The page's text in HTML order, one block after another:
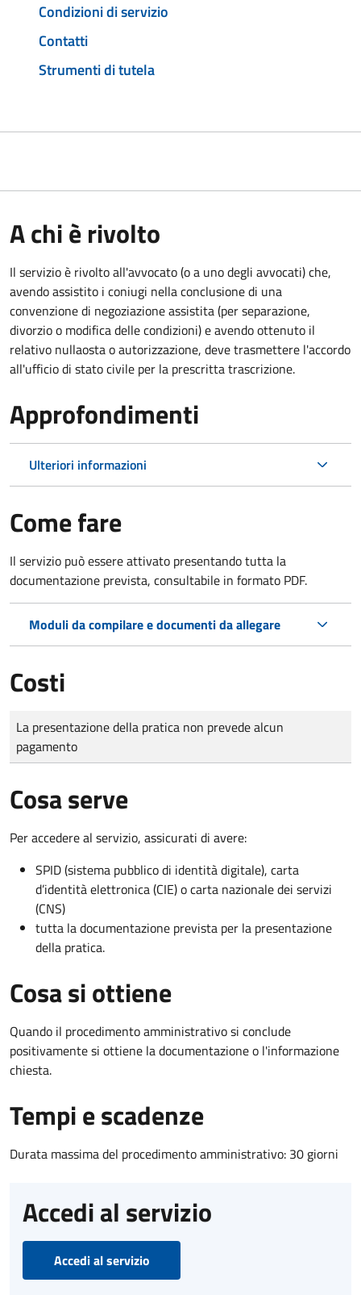
Condizioni di servizio
Contatti
Strumenti di tutela
A chi è rivolto
Il servizio è rivolto all'avvocato (o a uno degli avvocati) che,
avendo assistito i coniugi nella conclusione di una
convenzione di negoziazione assistita (per separazione,
divorzio o modifica delle condizioni) e avendo ottenuto il
relativo nullaosta o autorizzazione, deve trasmettere l'accordo
all'ufficio di stato civile per la prescritta trascrizione.
Approfondimenti
Ulteriori informazioni
Come fare
Il servizio può essere attivato presentando tutta la
documentazione prevista, consultabile in formato PDF.
Moduli da compilare e documenti da allegare
Costi
Tipo di pagamento
Importo
La presentazione della pratica non prevede alcun
pagamento
Cosa serve
Per accedere al servizio, assicurati di avere:
SPID (sistema pubblico di identità digitale), carta
d’identità elettronica (CIE) o carta nazionale dei servizi
(CNS)
tutta la documentazione prevista per la presentazione
della pratica.
Cosa si ottiene
Quando il procedimento amministrativo si conclude
positivamente si ottiene la documentazione o l'informazione
chiesta.
Tempi e scadenze
Durata massima del procedimento amministrativo: 30 giorni
Accedi al servizio
Accedi al servizio